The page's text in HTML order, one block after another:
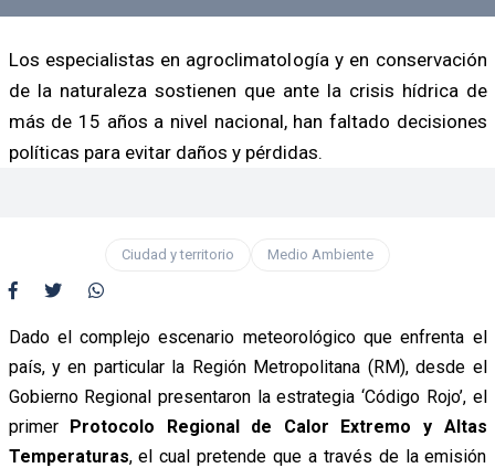
Los especialistas en agroclimatología y en conservación
de la naturaleza sostienen que ante la crisis hídrica de
más de 15 años a nivel nacional, han faltado decisiones
políticas para evitar daños y pérdidas.
Ciudad y territorio Medio Ambiente
Dado el complejo escenario meteorológico que enfrenta el
país, y en particular la Región Metropolitana (RM), desde el
Gobierno Regional presentaron la estrategia ‘Código Rojo’, el
primer Protocolo Regional de Calor Extremo y Altas
Temperaturas, el cual pretende que a través de la emisión